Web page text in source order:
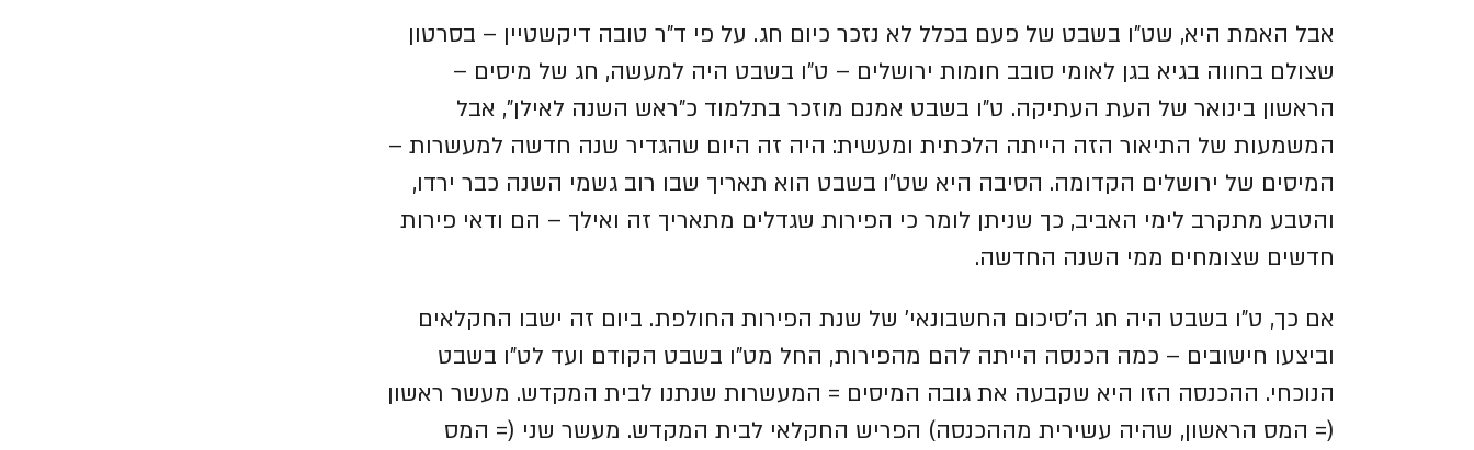
אבל האמת היא, שט"ו בשבט של פעם בכלל לא נזכר כיום חג. על פי ד"ר טובה דיקשטיין – בסרטון
שצולם בחווה בגיא בגן לאומי סובב חומות ירושלים – ט"ו בשבט היה למעשה, חג של מיסים –
הראשון בינואר של העת העתיקה. ט"ו בשבט אמנם מוזכר בתלמוד כ"ראש השנה לאילן", אבל
המשמעות של התיאור הזה הייתה הלכתית ומעשית: היה זה היום שהגדיר שנה חדשה למעשרות –
המיסים של ירושלים הקדומה. הסיבה היא שט"ו בשבט הוא תאריך שבו רוב גשמי השנה כבר ירדו,
והטבע מתקרב לימי האביב, כך שניתן לומר כי הפירות שגדלים מתאריך זה ואילך – הם ודאי פירות
חדשים שצומחים ממי השנה החדשה.
אם כך, ט"ו בשבט היה חג ה'סיכום החשבונאי' של שנת הפירות החולפת. ביום זה ישבו החקלאים
וביצעו חישובים – כמה הכנסה הייתה להם מהפירות, החל מט"ו בשבט הקודם ועד לט"ו בשבט
הנוכחי. ההכנסה הזו היא שקבעה את גובה המיסים = המעשרות שנתנו לבית המקדש. מעשר ראשון
(= המס הראשון, שהיה עשירית מההכנסה) הפריש החקלאי לבית המקדש. מעשר שני (= המס